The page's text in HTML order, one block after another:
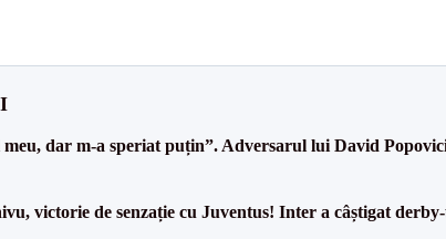
dar m-a speriat puțin”. Adversarul lui David
victorie de senzație cu Juventus! Inter a câștigat